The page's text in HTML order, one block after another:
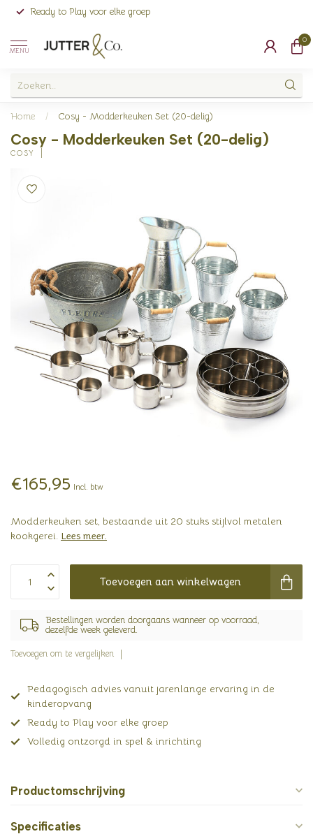
Ready to Play voor elke groep
MENU
0
Home / Cosy - Modderkeuken Set (20-delig)
Cosy - Modderkeuken Set (20-delig)
COSY
€165,95 Incl. btw
Modderkeuken set, bestaande uit 20 stuks stijlvol metalen
kookgerei. Lees meer.
Toevoegen aan winkelwagen
Bestellingen worden doorgaans wanneer op voorraad,
dezelfde week geleverd.
Toevoegen om te vergelijken
Pedagogisch advies vanuit jarenlange ervaring in de
kinderopvang
Ready to Play voor elke groep
Volledig ontzorgd in spel & inrichting
Productomschrijving
Specificaties